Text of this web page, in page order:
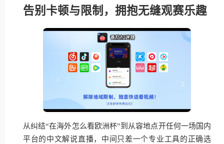
告别卡顿与限制，拥抱无缝观赛乐趣
从纠结“在海外怎么看欧洲杯”到从容地点开任何一场国内
平台的中文解说直播，中间只差一个专业工具的正确选